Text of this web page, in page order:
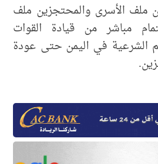
ملف الأسرى والمحتجزين ملف
مباشر من قيادة القوات
الشرعية في اليمن حتى عودة